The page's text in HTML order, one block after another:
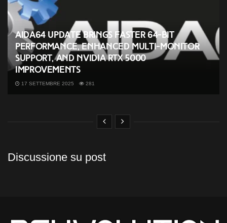
AIDA64 Update Brings Faster 64-Bit
Performance, Enhanced Multi-Monitor
Support, and NVIDIA RTX 5000
Improvements
17 SETTEMBRE 2025 281
Discussione su post